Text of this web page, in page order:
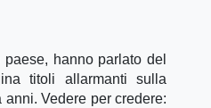
hanno parlato del
titoli allarmanti sulla
Vedere per credere: